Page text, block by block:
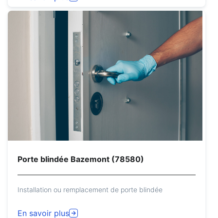
Porte blindée Bazemont (78580)
Installation ou remplacement de porte blindée
En savoir plus